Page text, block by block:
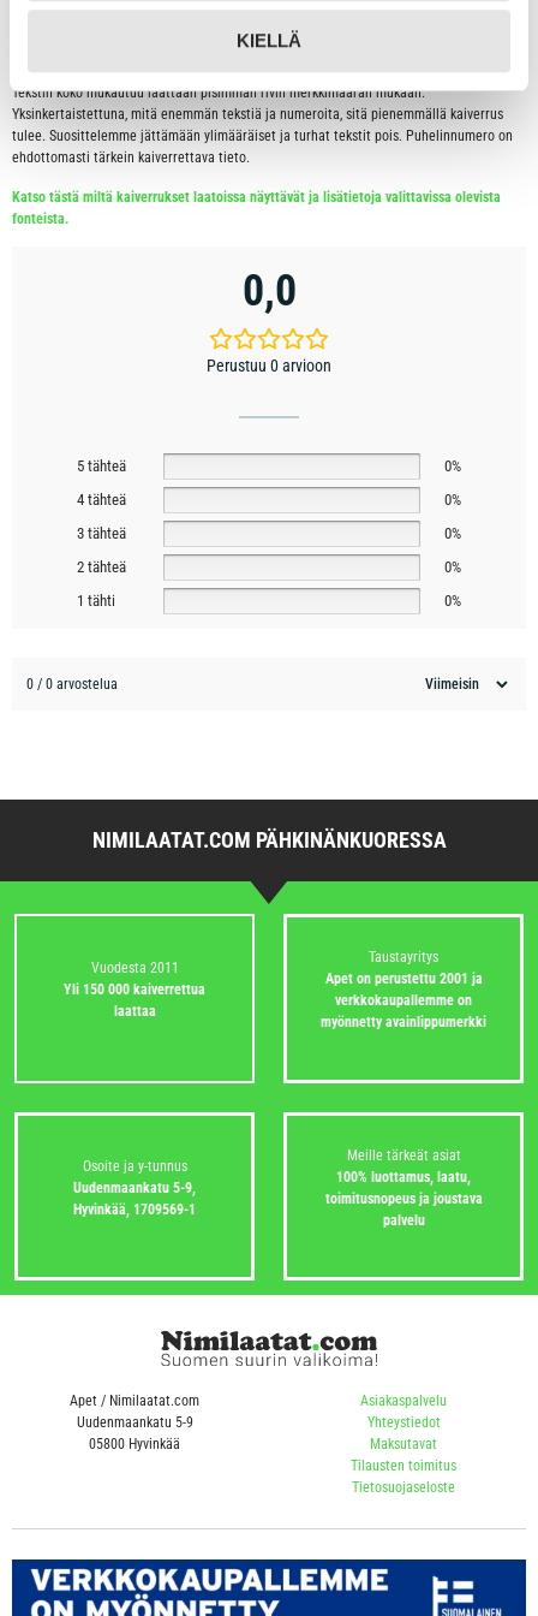
KIELLÄ
0,0
Perustuu 0 arvioon
5 tähteä
0%
4 tähteä
0%
3 tähteä
0%
2 tähteä
0%
1 tähti
0%
0 / 0 arvostelua
Rivi 3: 16 merkkiä
Tekstin koko mukautuu laattaan pisimmän rivin merkkimäärän mukaan.
Yksinkertaistettuna, mitä enemmän tekstiä ja numeroita, sitä pienemmällä kaiverrus
tulee. Suosittelemme jättämään ylimääräiset ja turhat tekstit pois. Puhelinnumero on
ehdottomasti tärkein kaiverrettava tieto.
Katso tästä miltä kaiverrukset laatoissa näyttävät ja lisätietoja valittavissa olevista
fonteista.
NIMILAATAT.COM PÄHKINÄNKUORESSA
Vuodesta 2011
Yli 150 000 kaiverrettua
laattaa
Taustayritys
Apet on perustettu 2001 ja
verkkokaupallemme on
myönnetty avainlippumerkki
Osoite ja y-tunnus
Uudenmaankatu 5-9,
Hyvinkää, 1709569-1
Meille tärkeät asiat
100% luottamus, laatu,
toimitusnopeus ja joustava
palvelu
Apet / Nimilaatat.com
Uudenmaankatu 5-9
05800 Hyvinkää
Asiakaspalvelu
Yhteystiedot
Maksutavat
Tilausten toimitus
Tietosuojaseloste